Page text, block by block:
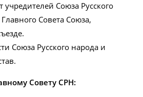
учредителей Союза Русского
Совета Союза,
Союза Русского народа и
Совету СРН: